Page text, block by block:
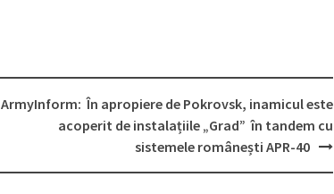
ArmyInform: În apropiere de Pokrovsk, inamicul este
acoperit de instalațiile „Grad” în tandem cu
sistemele românești APR-40